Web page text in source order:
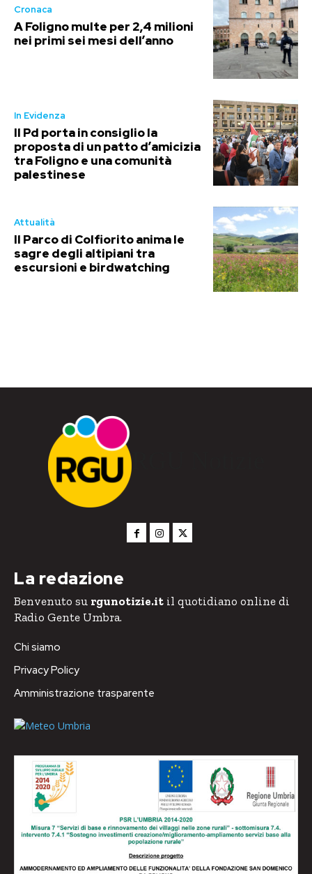
Cronaca
A Foligno multe per 2,4 milioni
nei primi sei mesi dell’anno
In Evidenza
Il Pd porta in consiglio la
proposta di un patto d’amicizia
tra Foligno e una comunità
palestinese
Attualità
Il Parco di Colfiorito anima le
sagre degli altipiani tra
escursioni e birdwatching
RGU Notizie
La redazione
Benvenuto su rgunotizie.it il quotidiano online di
Radio Gente Umbra.
Chi siamo
Privacy Policy
Amministrazione trasparente